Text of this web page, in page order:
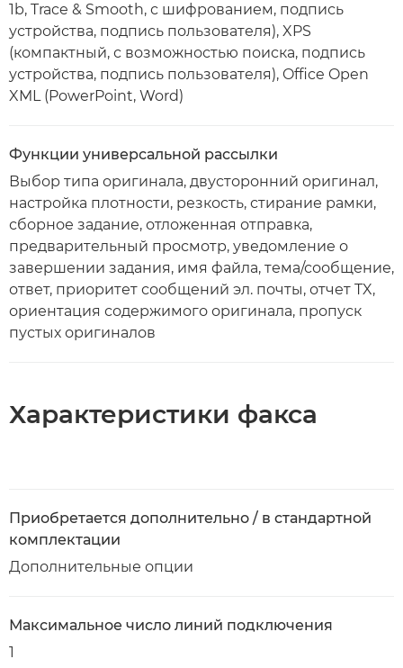
1b, Trace & Smooth, с шифрованием, подпись
устройства, подпись пользователя), XPS
(компактный, с возможностью поиска, подпись
устройства, подпись пользователя), Office Open
XML (PowerPoint, Word)
Функции универсальной рассылки
Выбор типа оригинала, двусторонний оригинал,
настройка плотности, резкость, стирание рамки,
сборное задание, отложенная отправка,
предварительный просмотр, уведомление о
завершении задания, имя файла, тема/сообщение,
ответ, приоритет сообщений эл. почты, отчет TX,
ориентация содержимого оригинала, пропуск
пустых оригиналов
Характеристики факса
Приобретается дополнительно / в стандартной
комплектации
Дополнительные опции
Максимальное число линий подключения
1